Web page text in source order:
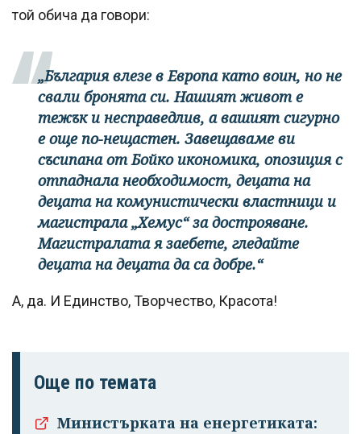
той обича да говори:
„България влезе в Европа като воин, но не
свали бронята си. Нашият живот е
тежък и несправедлив, а вашият сигурно
е още по-нещастен. Завещаваме ви
съсипана от Бойко икономика, опозиция с
отпаднала необходимост, децата на
децата на комунистически властници и
магистрала „Хемус“ за дострояване.
Магистралата я заебете, гледайте
децата на децата да са добре.“
А, да. И Единство, Творчество, Красота!
Още по темата
Министърката на енергетиката: